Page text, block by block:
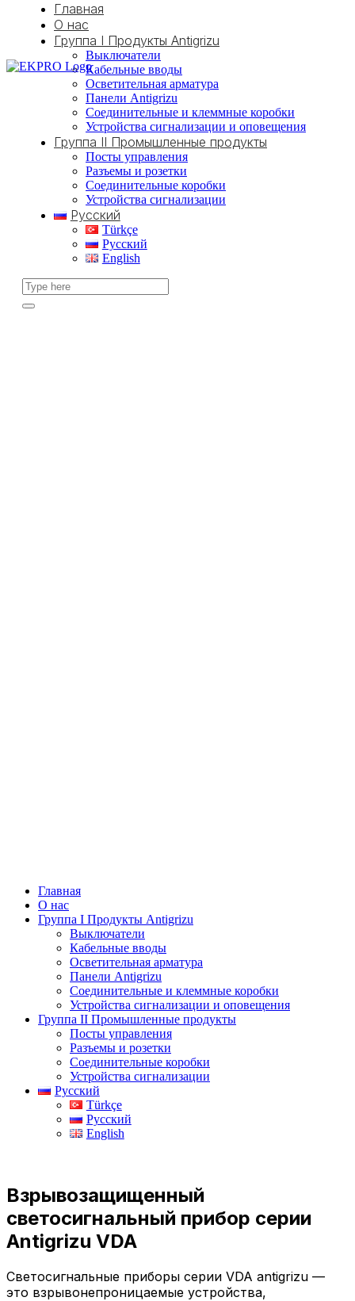
Главная
О нас
Группа I Продукты Antigrizu
Выключатели
Кабельные вводы
Осветительная арматура
Панели Antigrizu
Соединительные и клеммные коробки
Устройства сигнализации и оповещения
Группа II Промышленные продукты
Посты управления
Разъемы и розетки
Соединительные коробки
Устройства сигнализации
Русский
Türkçe
Русский
English
Главная
О нас
Группа I Продукты Antigrizu
Выключатели
Кабельные вводы
Осветительная арматура
Панели Antigrizu
Соединительные и клеммные коробки
Устройства сигнализации и оповещения
Группа II Промышленные продукты
Посты управления
Разъемы и розетки
Соединительные коробки
Устройства сигнализации
Русский
Türkçe
Русский
English
Взрывозащищенный
светосигнальный прибор серии
Antigrizu VDA
Светосигнальные приборы серии VDA antigrizu —
это взрывонепроницаемые устройства,